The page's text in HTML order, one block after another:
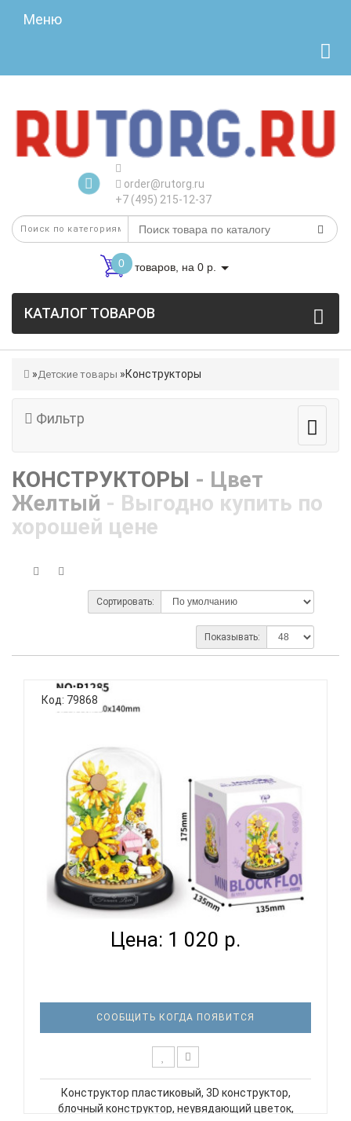
Меню
order@rutorg.ru
+7 (495) 215-12-37
0 товаров, на 0 р.
КАТАЛОГ ТОВАРОВ
Детские товары Конструкторы
Фильтр
КОНСТРУКТОРЫ - Цвет
Желтый - Выгодно купить по
хорошей цене
Сортировать:
Показывать:
Код: 79868
КОНСТРУКТОР ASCELOT СM 4069 НЕУВЯДАЮЩИЙ
ЦВЕТОК В П...
Цена: 1 020 р.
СООБЩИТЬ КОГДА ПОЯВИТСЯ
Конструктор пластиковый, 3D конструктор,
блочный конструктор, неувядающий цветок,